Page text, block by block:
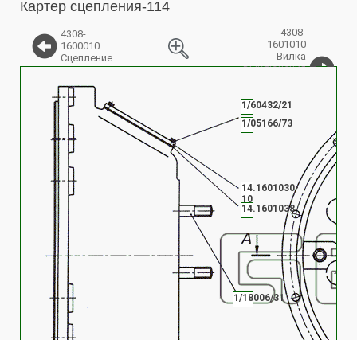
Картер сцепления-114
4308-
1600010
Сцепление
4308-
1601010
Вилка
выключения
сборе
14.1601030-
10
14.1601038
1/60432/21
1/05166/73
1/18006/31